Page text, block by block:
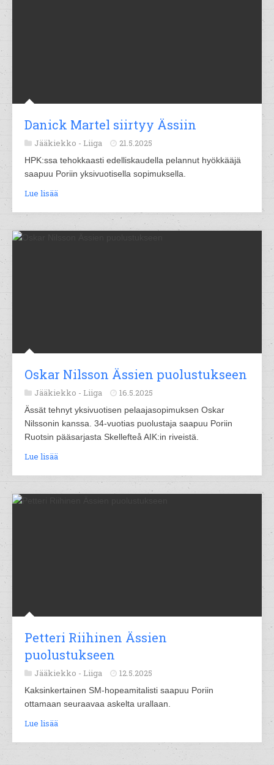
Danick Martel siirtyy Ässiin
Jääkiekko - Liiga 21.5.2025
HPK:ssa tehokkaasti edelliskaudella pelannut hyökkääjä
saapuu Poriin yksivuotisella sopimuksella.
Lue lisää
Oskar Nilsson Ässien puolustukseen
Jääkiekko - Liiga 16.5.2025
Ässät tehnyt yksivuotisen pelaajasopimuksen Oskar
Nilssonin kanssa. 34-vuotias puolustaja saapuu Poriin
Ruotsin pääsarjasta Skellefteå AIK:in riveistä.
Lue lisää
Petteri Riihinen Ässien
puolustukseen
Jääkiekko - Liiga 12.5.2025
Kaksinkertainen SM-hopeamitalisti saapuu Poriin
ottamaan seuraavaa askelta urallaan.
Lue lisää